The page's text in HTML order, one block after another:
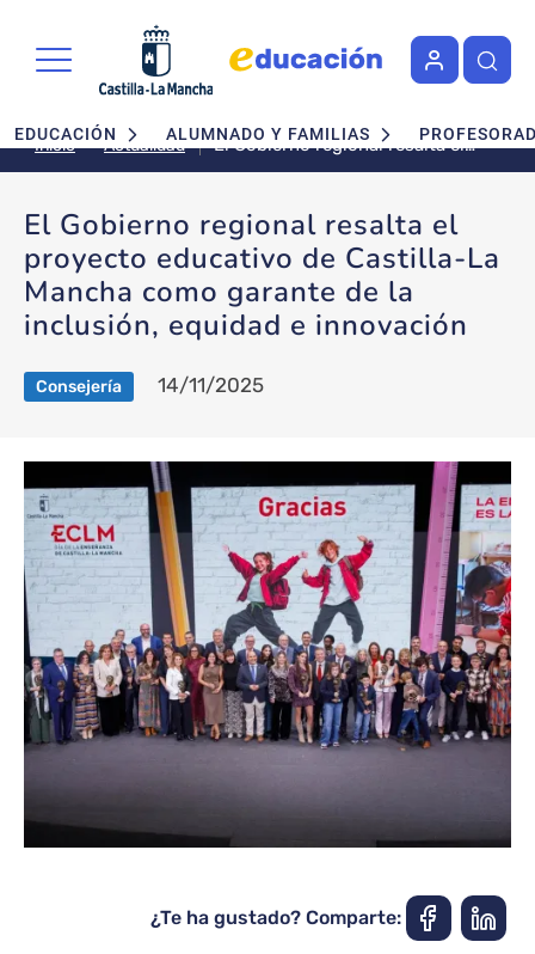
Navegación principal
EDUCACIÓN ALUMNADO Y FAMILIAS
Inicio Actualidad
El Gobierno regional resalta el
proyecto educativo de Castilla-
inclusión, equidad e innovación
El Gobierno regional resalta el
proyecto educativo de Castilla-La
Mancha como garante de la
inclusión, equidad e innovación
Consejería 14/11/2025
¿Te ha gustado? Comparte: